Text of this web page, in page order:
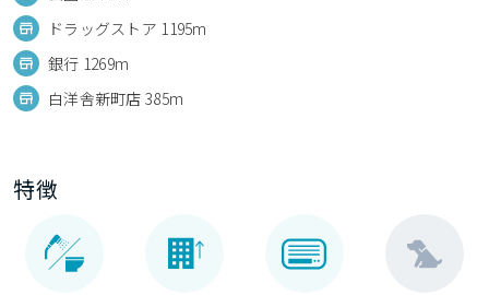
ドラッグストア 1195m
銀行 1269m
白洋舎新町店 385m
特徴